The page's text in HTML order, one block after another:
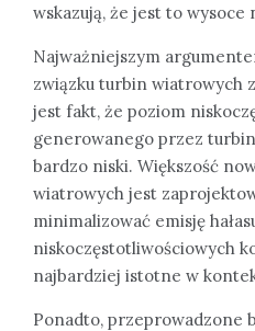
wskazują, że jest to
Najważniejszym
związku turbin wiatrowych
jest fakt, że poziom
generowanego przez
bardzo niski. Większość
wiatrowych jest
minimalizować emisję
niskoczęstotliwościowych
najbardziej istotne w
Ponadto, przeprowadzone